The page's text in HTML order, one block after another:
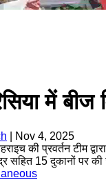
में
Nov 4, 2025
की प्रवर्तन टीम
सहित 15 दुकानों पर की